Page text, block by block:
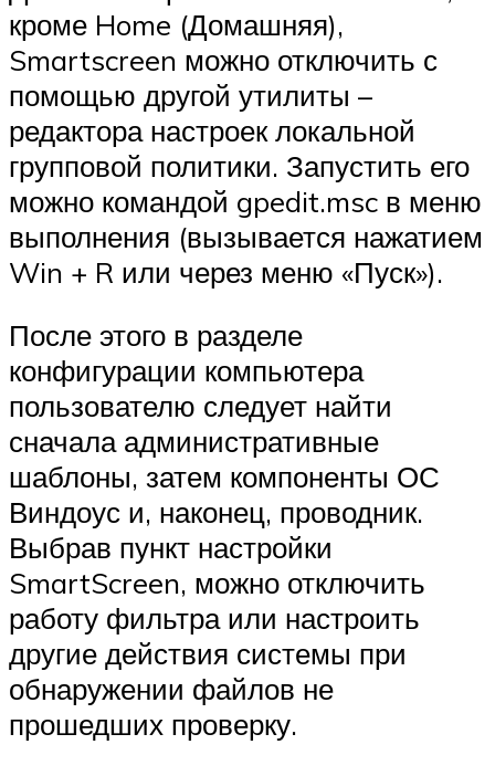
кроме Home (Домашняя),
Smartscreen можно отключить с
помощью другой утилиты –
редактора настроек локальной
групповой политики. Запустить его
можно командой gpedit.msc в меню
выполнения (вызывается нажатием
Win + R или через меню «Пуск»).
После этого в разделе
конфигурации компьютера
пользователю следует найти
сначала административные
шаблоны, затем компоненты ОС
Виндоус и, наконец, проводник.
Выбрав пункт настройки
SmartScreen, можно отключить
работу фильтра или настроить
другие действия системы при
обнаружении файлов не
прошедших проверку.